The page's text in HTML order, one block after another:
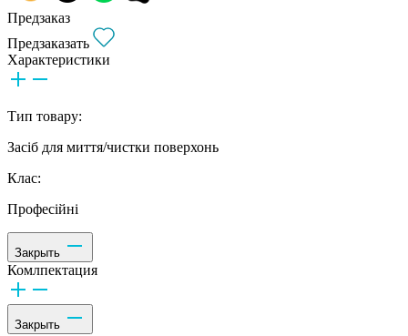
Предзаказ
Предзаказать
Характеристики
Тип товару:
Засіб для миття/чистки поверхонь
Клас:
Професійні
Закрыть
Комлпектация
Закрыть